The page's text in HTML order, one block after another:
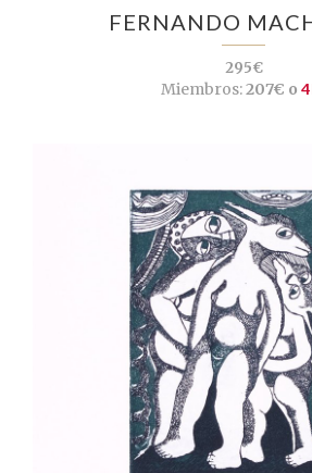
FERNANDO
295€
Miembros:207€ o